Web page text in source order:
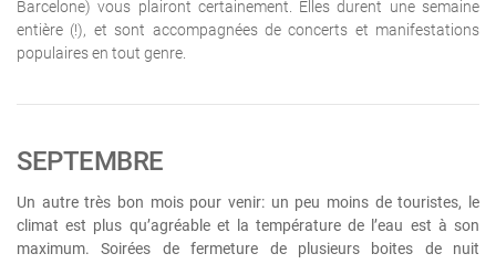
Barcelone) vous plairont certainement. Elles durent une semaine
entière (!), et sont accompagnées de concerts et manifestations
populaires en tout genre.
SEPTEMBRE
Un autre très bon mois pour venir: un peu moins de touristes, le
climat est plus qu’agréable et la température de l’eau est à son
maximum. Soirées de fermeture de plusieurs boites de nuit